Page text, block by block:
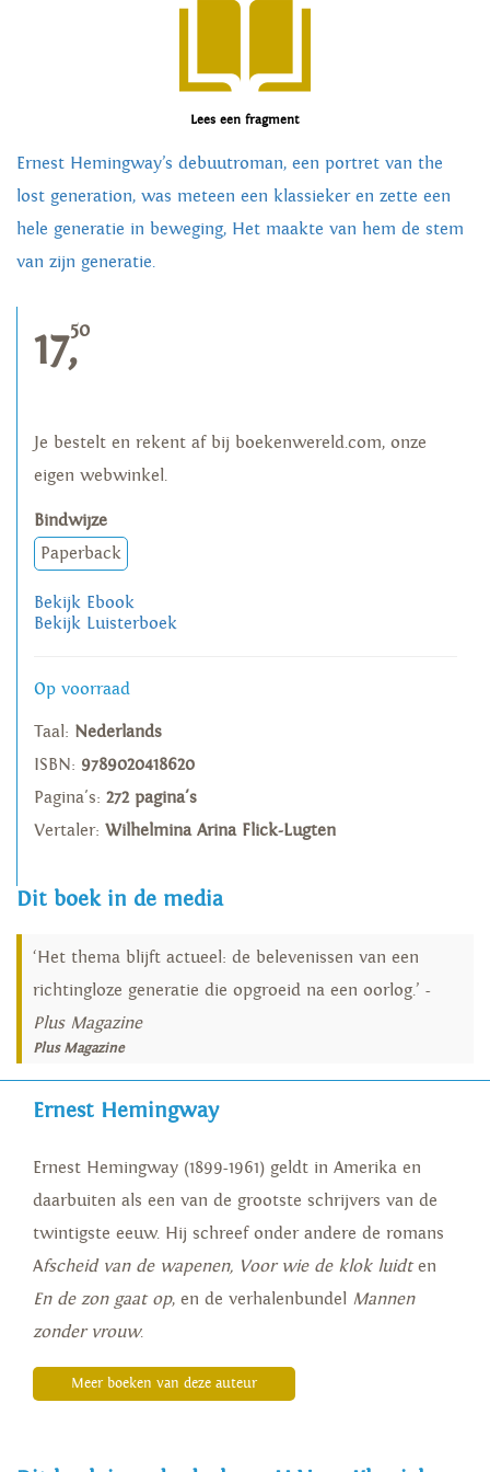
Lees een fragment
Ernest Hemingway’s debuutroman, een portret van the
lost generation, was meteen een klassieker en zette een
hele generatie in beweging, Het maakte van hem de stem
van zijn generatie.
17,50
Je bestelt en rekent af bij boekenwereld.com, onze
eigen webwinkel.
Bindwijze
Paperback
Bekijk Ebook
Bekijk Luisterboek
Op voorraad
Taal: Nederlands
ISBN: 9789020418620
Pagina's: 272 pagina's
Vertaler: Wilhelmina Arina Flick-Lugten
Dit boek in de media
‘Het thema blijft actueel: de belevenissen van een
richtingloze generatie die opgroeid na een oorlog.’ -
Plus Magazine
Plus Magazine
Ernest Hemingway
Ernest Hemingway (1899-1961) geldt in Amerika en
daarbuiten als een van de grootste schrijvers van de
twintigste eeuw. Hij schreef onder andere de romans
Afscheid van de wapenen, Voor wie de klok luidten
En de zon gaat op, en de verhalenbundel Mannen
zonder vrouw.
Meer boeken van deze auteur